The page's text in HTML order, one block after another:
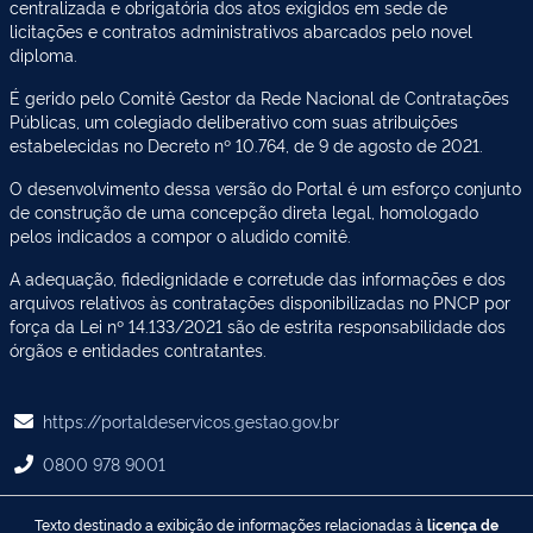
centralizada e obrigatória dos atos exigidos em sede de
licitações e contratos administrativos abarcados pelo novel
diploma.
É gerido pelo Comitê Gestor da Rede Nacional de Contratações
Públicas, um colegiado deliberativo com suas atribuições
estabelecidas no Decreto nº 10.764, de 9 de agosto de 2021.
O desenvolvimento dessa versão do Portal é um esforço conjunto
de construção de uma concepção direta legal, homologado
pelos indicados a compor o aludido comitê.
A adequação, fidedignidade e corretude das informações e dos
arquivos relativos às contratações disponibilizadas no PNCP por
força da Lei nº 14.133/2021 são de estrita responsabilidade dos
órgãos e entidades contratantes.
https://portaldeservicos.gestao.gov.br
0800 978 9001
Texto destinado a exibição de informações relacionadas àlicença de